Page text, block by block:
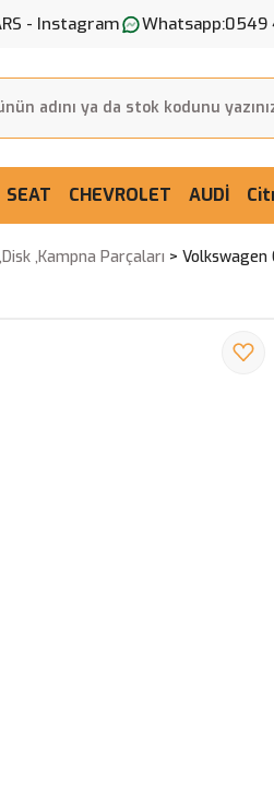
- Instagram Whatsapp:0549
SEAT CHEVROLET AUDİ
,Kampna Parçaları Volkswagen